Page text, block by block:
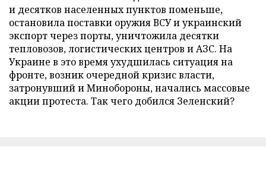
и десятков населенных пунктов поменьше,
остановила поставки оружия ВСУ и украинский
экспорт через порты, уничтожила десятки
тепловозов, логистических центров и АЗС. На
Украине в это время ухудшилась ситуация на
фронте, возник очередной кризис власти,
затронувший и Минобороны, начались массовые
акции протеста. Так чего добился Зеленский?